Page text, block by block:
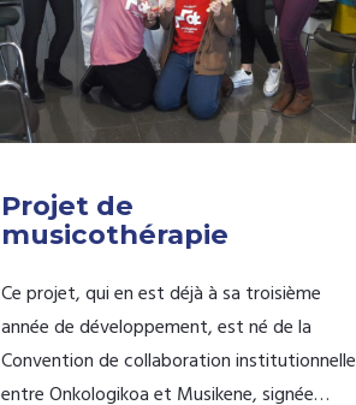
Projet de
musicothérapie
Ce projet, qui en est déjà à sa troisième
année de développement, est né de la
Convention de collaboration institutionnelle
entre Onkologikoa et Musikene, signée…